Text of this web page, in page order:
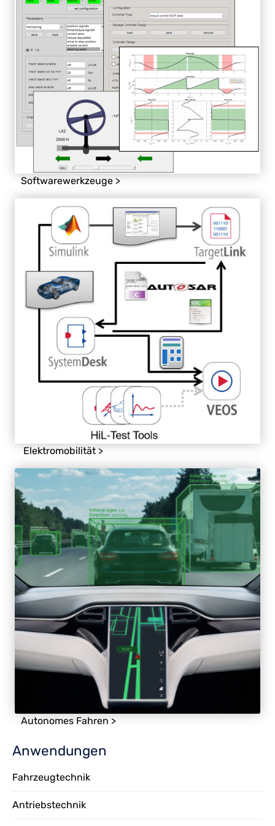
Softwarewerkzeuge >
Elektromobilität >
Autonomes Fahren >
Anwendungen
Fahrzeugtechnik
Antriebstechnik